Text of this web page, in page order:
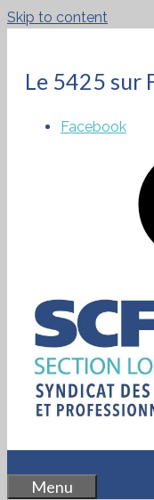
Skip to content
Le 5425 sur
Facebook
Menu